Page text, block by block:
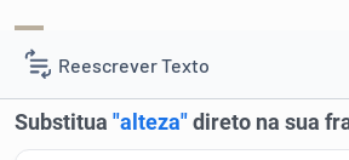
Reescrever Texto
Resumir Texto